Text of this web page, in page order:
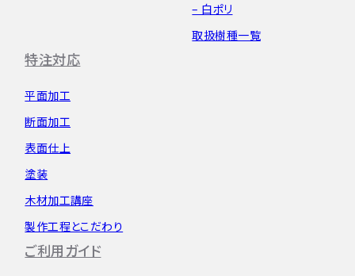
– 白ポリ
取扱樹種一覧
特注対応
平面加工
断面加工
表面仕上
塗装
木材加工講座
製作工程とこだわり
ご利用ガイド